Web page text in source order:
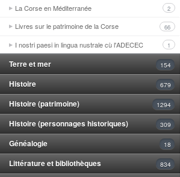
La Corse en Méditerranée 2
Livres sur le patrimoine de la Corse 66
I nostri paesi in lingua nustrale cù l'ADECEC 1
Terre et mer 154
Histoire 679
Histoire (patrimoine) 1294
Histoire (personnages historiques) 309
Généalogie 18
Littérature et bibliothèques 834